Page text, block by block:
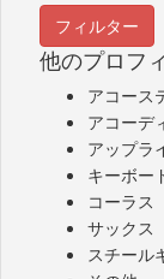
他のプロフ
アコース
アコーデ
アップラ
キーボー
コーラス
サックス
スチール